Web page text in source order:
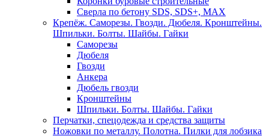
Сверла по бетону SDS, SDS+, MAX
Крепёж. Саморезы. Гвозди. Дюбеля. Кронштейны.
Шпильки. Болты. Шайбы. Гайки
Саморезы
Дюбеля
Гвозди
Анкера
Дюбель гвозди
Кронштейны
Шпильки. Болты. Шайбы. Гайки
Перчатки, спецодежда и средства защиты
Ножовки по металлу. Полотна. Пилки для лобзика